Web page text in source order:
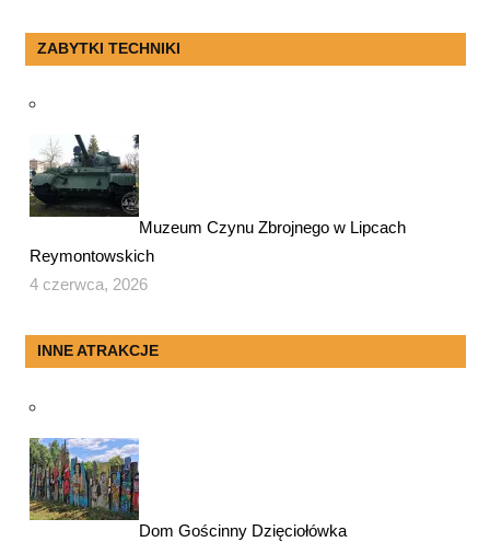
ZABYTKI TECHNIKI
Muzeum Czynu Zbrojnego w Lipcach
Reymontowskich
4 czerwca, 2026
INNE ATRAKCJE
Dom Gościnny Dzięciołówka